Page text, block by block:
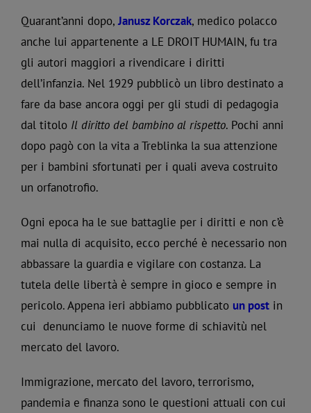
Quarant’anni dopo,Janusz Korczak, medico polacco
anche lui appartenente a LE DROIT HUMAIN, fu tra
gli autori maggiori a rivendicare i diritti
dell’infanzia. Nel 1929 pubblicò un libro destinato a
fare da base ancora oggi per gli studi di pedagogia
dal titolo Il diritto del bambino al rispetto. Pochi anni
dopo pagò con la vita a Treblinka la sua attenzione
per i bambini sfortunati per i quali aveva costruito
un orfanotrofio.
Ogni epoca ha le sue battaglie per i diritti e non c’è
mai nulla di acquisito, ecco perché è necessario non
abbassare la guardia e vigilare con costanza. La
tutela delle libertà è sempre in gioco e sempre in
pericolo. Appena ieri abbiamo pubblicato un post in
cui denunciamo le nuove forme di schiavitù nel
mercato del lavoro.
Immigrazione, mercato del lavoro, terrorismo,
pandemia e finanza sono le questioni attuali con cui